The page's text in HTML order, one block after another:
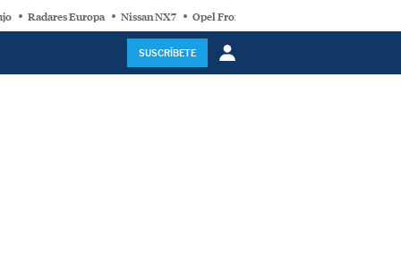
Radares Europa Nissan NX7 Opel Frontera Electric
SUSCRÍBETE